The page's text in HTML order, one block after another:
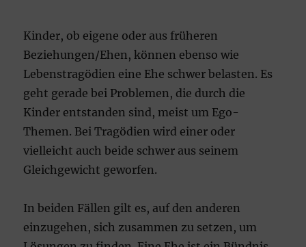
Kinder, ob eigene oder aus früheren
Beziehungen/Ehen, können ebenso wie
Lebenstragödien eine Ehe schwer belasten. Es
geht gerade bei Problemen, die durch die
Kinder entstanden sind, meist um Ego-
Themen. Bei Tragödien wird einer oder
vielleicht auch beide schwer aus seinem
Gleichgewicht geworfen.
In beiden Fällen gilt es, auf den anderen
einzugehen, sich zusammen zu setzen, um